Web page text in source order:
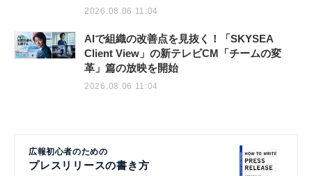
2026.08.06 11:04
AIで組織の改善点を見抜く！「SKYSEA
Client View」の新テレビCM「チームの変
革」篇の放映を開始
2026.08.06 11:04
広報初心者のための
プレスリリースの書き方